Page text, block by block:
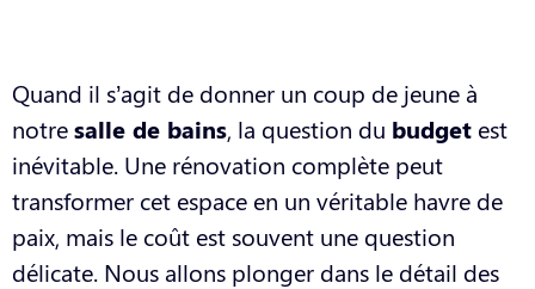
Quand il s’agit de donner un coup de jeune à
notresalle de bains, la question du budget est
inévitable. Une rénovation complète peut
transformer cet espace en un véritable havre de
paix, mais le coût est souvent une question
délicate. Nous allons plonger dans le détail des